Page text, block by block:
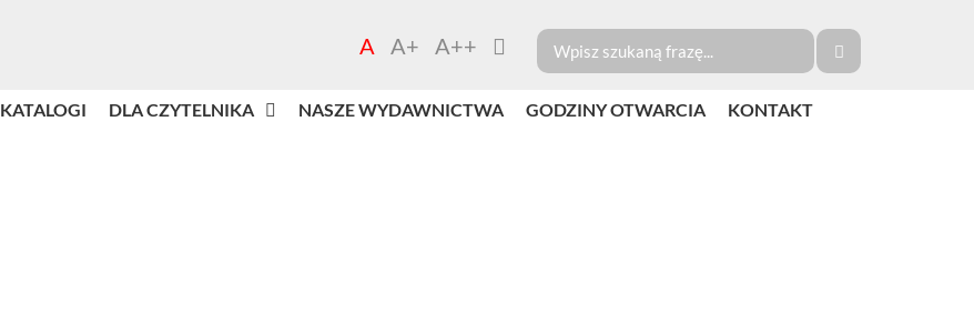
A A+ A++
KATALOGI DLA CZYTELNIKA NASZE WYDAWNICTWA GODZINY OTWARCIA KONTAKT